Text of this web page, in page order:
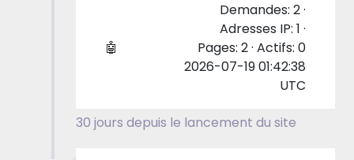
🤖
Demandes: 2 ·
Adresses IP: 1 ·
Pages: 2 · Actifs: 0
2026-07-19 01:42:38
UTC
30 jours depuis le lancement du site